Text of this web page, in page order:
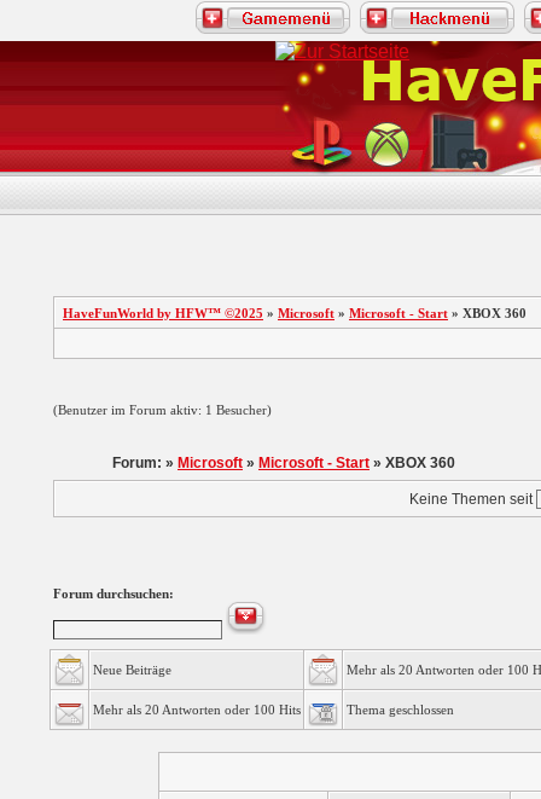
HaveFunWorld by HFW™ ©2025 » Microsoft » Microsoft - Start » XBOX 360
(Benutzer im Forum aktiv: 1 Besucher)
Forum: » Microsoft » Microsoft - Start » XBOX 360
Keine Themen seit
Forum durchsuchen:
Neue Beiträge Mehr als 20 Antworten oder 100
Mehr als 20 Antworten oder 100 Hits Thema geschlossen